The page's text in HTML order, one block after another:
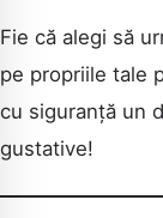
Fie că alegi să
pe propriile tale
cu siguranță un
gustative!